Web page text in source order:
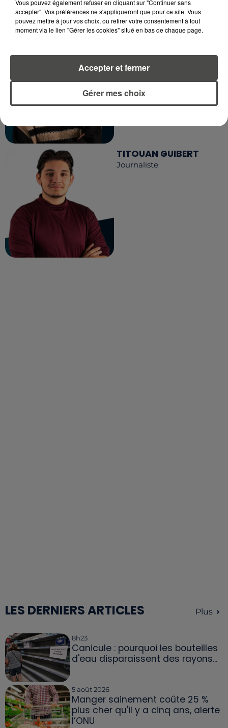
TITOUAN GUIBERT
Journaliste
LES DERNIERS ARTICLES Plus
8h23
Canicule : pourquoi les bouteilles
d'eau disparaissent des rayons...
5 août 2026
Manger sainement coûte 25 %
plus cher qu'il y a cinq ans, alerte
l’ONU
Vous pouvez également refuser en cliquant sur "Continuer sans
accepter". Vos préférences ne s'appliqueront que pour ce site. Vous
pouvez mettre à jour vos choix, ou retirer votre consentement à tout
moment via le lien "Gérer les cookies" situé en bas de chaque page.
Gérer mes choix
Accepter et fermer